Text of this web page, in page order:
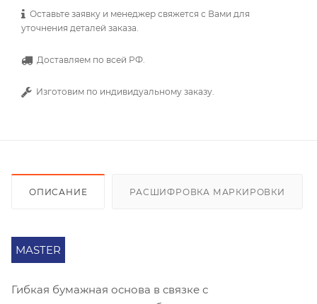
Оставьте заявку и менеджер свяжется с Вами для
уточнения деталей заказа.
Доставляем по всей РФ.
Изготовим по индивидуальному заказу.
ОПИСАНИЕ РАСШИФРОВКА МАРКИРОВКИ
MASTER
Гибкая бумажная основа в связке с